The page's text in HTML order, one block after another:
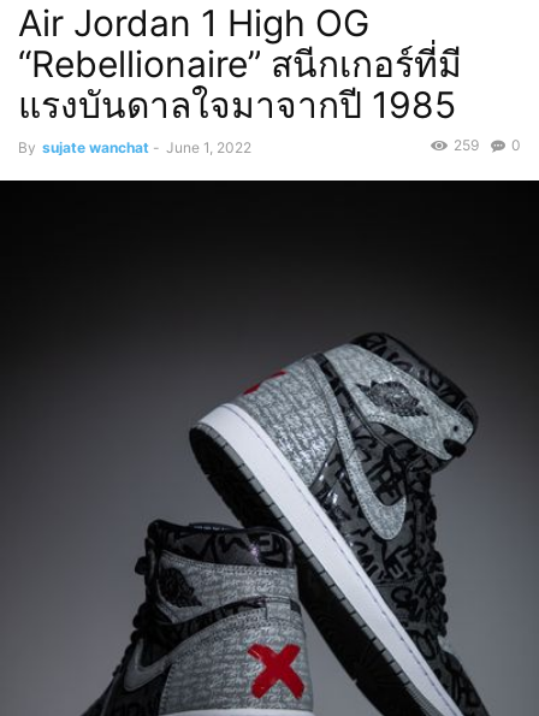
Air Jordan 1 High OG
“Rebellionaire” สนีกเกอร์ที่มี
แรงบันดาลใจมาจากปี 1985
By sujate wanchat - June 1, 2022 0
259